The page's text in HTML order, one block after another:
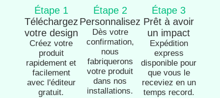
Étape 1
Téléchargez
votre design
Créez votre
produit
rapidement et
facilement
avec l'éditeur
gratuit.
Étape 2
Personnalisez
Dès votre
confirmation,
nous
fabriquerons
votre produit
dans nos
installations.
Étape 3
Prêt à avoir
un impact
Expédition
express
disponible pour
que vous le
receviez en un
temps record.